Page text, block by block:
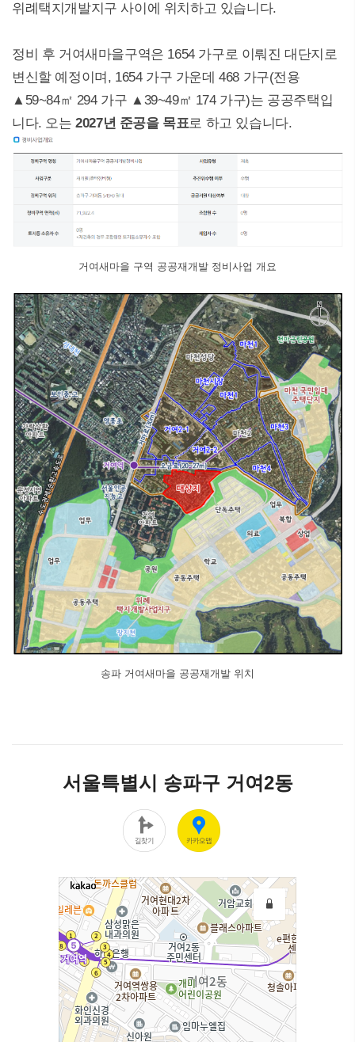
위례택지개발지구 사이에 위치하고 있습니다.
정비 후 거여새마을구역은 1654 가구로 이뤄진 대단지로
변신할 예정이며, 1654 가구 가운데 468 가구(전용
▲59~84㎡ 294 가구 ▲39~49㎡ 174 가구)는 공공주택입
니다. 오는 2027년 준공을 목표로 하고 있습니다.
거여새마을 구역 공공재개발 정비사업 개요
송파 거여새마을 공공재개발 위치